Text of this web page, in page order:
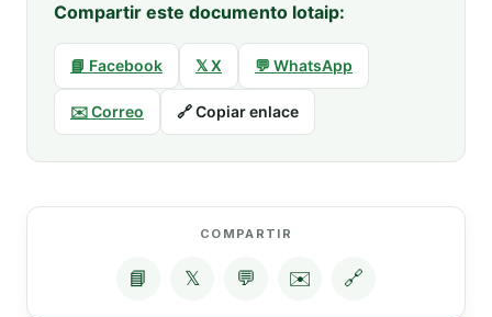
Compartir este documento lotaip:
📘 Facebook 𝕏 X 💬 WhatsApp
✉️ Correo 🔗 Copiar enlace
COMPARTIR
📘 𝕏 💬 ✉️ 🔗